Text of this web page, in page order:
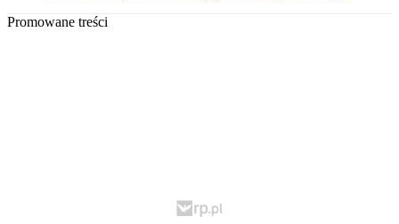
Promowane treści